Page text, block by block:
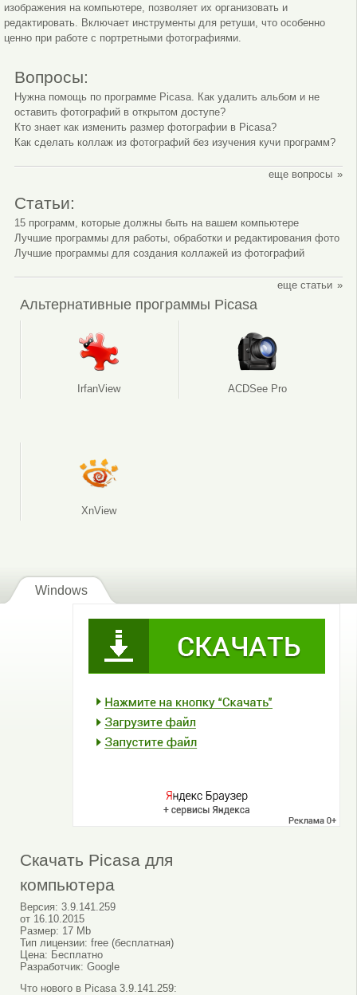
Эффекты Picasa
изображения на компьютере, позволяет их организовать и
редактировать. Включает инструменты для ретуши, что особенно
ценно при работе с портретными фотографиями.
Вопросы:
Нужна помощь по программе Picasa. Как удалить альбом и не
оставить фотографий в открытом доступе?
Кто знает как изменить размер фотографии в Picasa?
Как сделать коллаж из фотографий без изучения кучи программ?
еще вопросы
Статьи:
15 программ, которые должны быть на вашем компьютере
Лучшие программы для работы, обработки и редактирования фото
Лучшие программы для создания коллажей из фотографий
еще статьи
Альтернативные программы Picasa
IrfanView ACDSee Pro
XnView
Windows
Скачать Picasa для
компьютера
Версия: 3.9.141.259
от 16.10.2015
Размер: 17 Mb
Тип лицензии: free (бесплатная)
Цена: Бесплатно
Разработчик: Google
Что нового в Picasa 3.9.141.259: